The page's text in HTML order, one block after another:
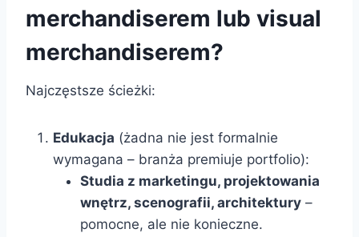
merchandiserem lub visual
merchandiserem?
Najczęstsze ścieżki:
Edukacja (żadna nie jest formalnie
wymagana – branża premiuje portfolio):
Studia z marketingu, projektowania
wnętrz, scenografii, architektury –
pomocne, ale nie konieczne.